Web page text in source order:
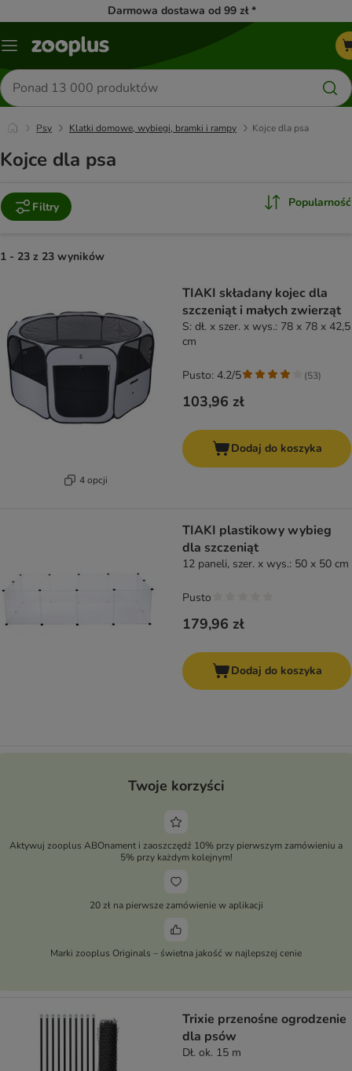
Darmowa dostawa od 99 zł *
Menu
Szukaj
produktów
Psy Klatki domowe, wybiegi, bramki i rampy Kojce dla psa
Kojce dla psa
Filtry Popularność
1 - 23 z 23 wyników
4 opcji
TIAKI składany kojec dla
szczeniąt i małych zwierząt
S: dł. x szer. x wys.: 78 x 78 x 42,5
cm
103,96 zł
Pusto: 4.2/5 (53)
Dodaj do koszyka
TIAKI plastikowy wybieg
dla szczeniąt
12 paneli, szer. x wys.: 50 x 50 cm
179,96 zł
Pusto
Dodaj do koszyka
Twoje korzyści
Aktywuj zooplus ABOnament i zaoszczędź 10% przy pierwszym zamówieniu a
5% przy każdym kolejnym!
20 zł na pierwsze zamówienie w aplikacji
Marki zooplus Originals – świetna jakość w najlepszej cenie
Trixie przenośne ogrodzenie
dla psów
Dł. ok. 15 m